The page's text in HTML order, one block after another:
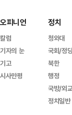
오피니언
칼럼
기자의 눈
기고
시사만평
정치
청와대
국회/정
북한
행정
국방/외
정치일반